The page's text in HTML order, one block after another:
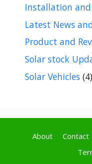
Installation
Latest News
Product and
Solar stock
Solar Vehicles (4)
About Contact